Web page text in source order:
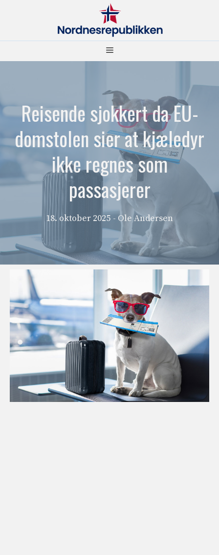
Meny
Reisende sjokkert da EU-
domstolen sier at kjæledyr
ikke regnes som
passasjerer
18. oktober 2025 - Ole Andersen